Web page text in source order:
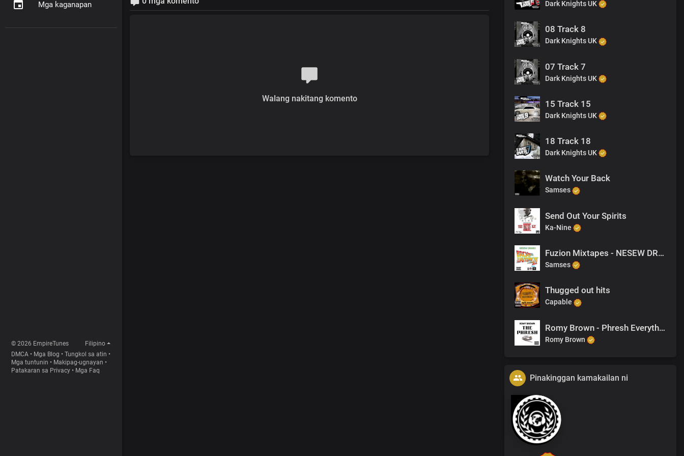
Mga kaganapan
© 2026 EmpireTunes
Filipino
DMCA • Mga Blog • Tungkol sa atin •
Mga tuntunin • Makipag-ugnayan •
Patakaran sa Privacy • Mga Faq
Walang nakitang komento
Dark Knights UK
08 Track 8
Dark Knights UK
07 Track 7
Dark Knights UK
15 Track 15
Dark Knights UK
18 Track 18
Dark Knights UK
Watch Your Back
Samses
Send Out Your Spirits
Ka-Nine
Fuzion Mixtapes - NESEW DRAGO - BACK TO THE FUTURE 3 - 21 REAL VS FAKE
Samses
Thugged out hits
Capable
Romy Brown - Phresh Everything
Romy Brown
Pinakinggan kamakailan ni